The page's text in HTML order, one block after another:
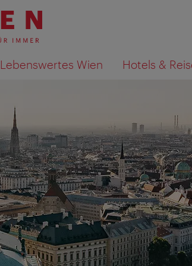
Lebenswertes Wien Hotels &